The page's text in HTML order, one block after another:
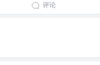
评论